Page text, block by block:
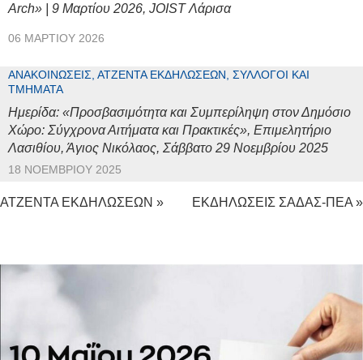
Arch» | 9 Μαρτίου 2026, JOIST Λάρισα
06 ΜΑΡΤΊΟΥ 2026
ΑΝΑΚΟΙΝΏΣΕΙΣ, ΑΤΖΈΝΤΑ ΕΚΔΗΛΏΣΕΩΝ, ΣΎΛΛΟΓΟΙ ΚΑΙ
ΤΜΉΜΑΤΑ
Ημερίδα: «Προσβασιμότητα και Συμπερίληψη στον Δημόσιο
Χώρο: Σύγχρονα Αιτήματα και Πρακτικές», Επιμελητήριο
Λασιθίου, Άγιος Νικόλαος, Σάββατο 29 Νοεμβρίου 2025
18 ΝΟΕΜΒΡΊΟΥ 2025
ΑΤΖΕΝΤΑ ΕΚΔΗΛΩΣΕΩΝ » ΕΚΔΗΛΩΣΕΙΣ ΣΑΔΑΣ-ΠΕΑ »